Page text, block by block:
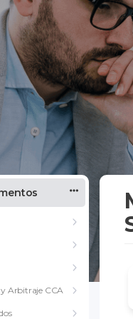
Arbitraje CCA